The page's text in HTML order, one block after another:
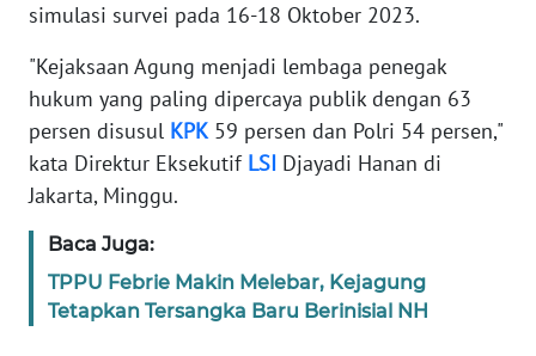
simulasi survei pada 16-18 Oktober 2023.
"Kejaksaan Agung menjadi lembaga penegak
hukum yang paling dipercaya publik dengan 63
persen disusul KPK59 persen dan Polri 54 persen,"
kata Direktur Eksekutif LSI Djayadi Hanan di
Jakarta, Minggu.
Baca Juga:
TPPU Febrie Makin Melebar, Kejagung
Tetapkan Tersangka Baru Berinisial NH
BERITA
KONTAK
KAMI
IKLAN
TENTANG